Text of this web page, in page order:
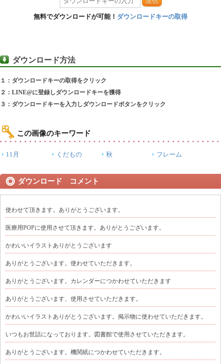
無料でダウンロードが可能！ ダウンロードキーの取得
ダウンロード方法
１：ダウンロードキーの取得をクリック
２：LINE@に登録しダウンロードキーを獲得
３：ダウンロードキーを入力しダウンロードボタンをクリック
この画像のキーワード
11月 くだもの 秋 フレーム
ダウンロード コメント
使わせて頂きます。ありがとうございます。
医療用POPに使用させて頂きます。ありがとうございます。
かわいいイラストありがとうございます
ありがとうございます。使わせていただきます。
ありがとうございます。カレンダーにつかわせていただきます
ありがとうございます、使用させていただきます。
かわいいイラストありがとうございます。掲示物に使わせていただきます。
いつもお世話になっております。図書館で使用させていただきます。
ありがとうございます。機関紙につかわせていただきます。